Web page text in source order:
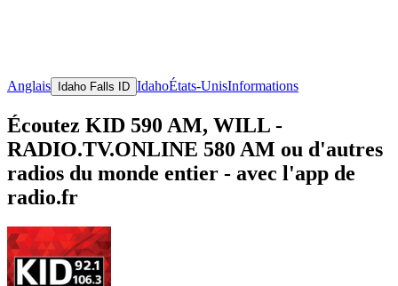
Anglais Idaho Falls ID IdahoÉtats-UnisInformations
Écoutez KID 590 AM, WILL -
RADIO.TV.ONLINE 580 AM ou d'autres
radios du monde entier - avec l'app de
radio.fr